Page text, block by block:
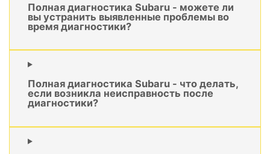
Полная диагностика Subaru - можете ли
вы устранить выявленные проблемы во
время диагностики?
Полная диагностика Subaru - что делать,
если возникла неисправность после
диагностики?